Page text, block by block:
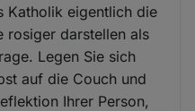
Katholik eigentlich die
rosiger darstellen als
Legen Sie sich
auf die Couch und
Ihrer Person,